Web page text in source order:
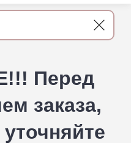
Перед
заказа,